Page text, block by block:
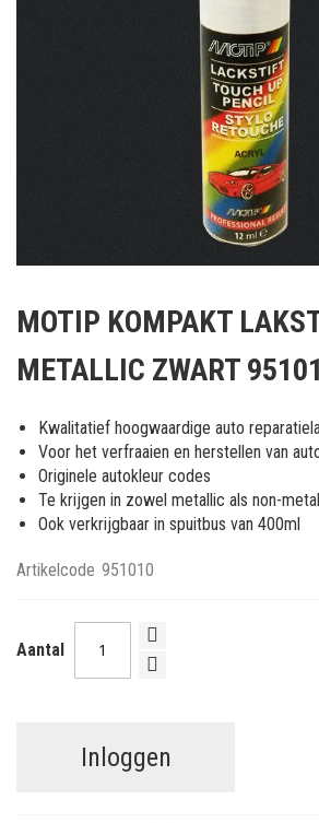
het
van
afbeeldingen-
gallerij
MOTIP KOMPAKT
METALLIC ZWART
Kwalitatief hoogwaardige auto
Voor het verfraaien en herstellen van
Originele autokleur codes
Te krijgen in zowel metallic als non-
Ook verkrijgbaar in spuitbus van 400ml
Artikelcode 951010
Aantal
Inloggen